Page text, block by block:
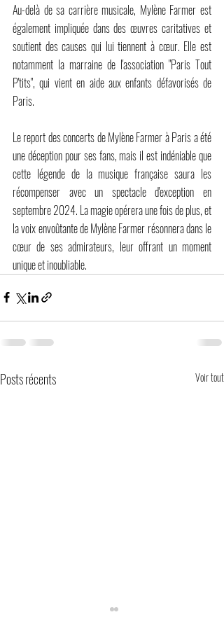
Au-delà de sa carrière musicale, Mylène Farmer est
également impliquée dans des œuvres caritatives et
soutient des causes qui lui tiennent à cœur. Elle est
notamment la marraine de l'association "Paris Tout
P'tits", qui vient en aide aux enfants défavorisés de
Paris.
Le report des concerts de Mylène Farmer à Paris a été
une déception pour ses fans, mais il est indéniable que
cette légende de la musique française saura les
récompenser avec un spectacle d'exception en
septembre 2024. La magie opérera une fois de plus, et
la voix envoûtante de Mylène Farmer résonnera dans le
cœur de ses admirateurs, leur offrant un moment
unique et inoubliable.
Posts récents Voir tout